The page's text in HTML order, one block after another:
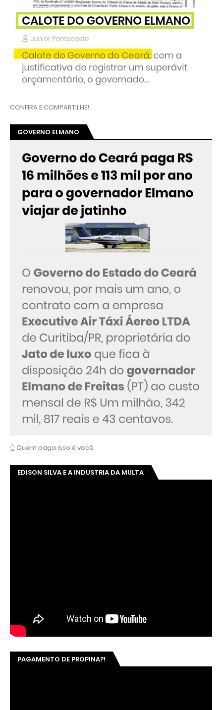
CONFIRA E COMPARTILHE!
GOVERNO ELMANO
👆 Quem paga isso é você
EDISON SILVA E A INDUSTRIA DA MULTA
PAGAMENTO DE PROPINA?!